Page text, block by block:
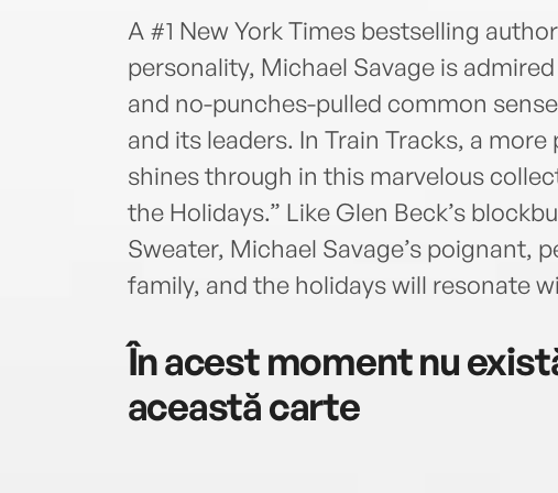
A #1 New York Times bestselling
personality, Michael Savage is
and no-punches-pulled common
and its leaders. In Train Tracks, a
shines through in this marvelous
the Holidays.” Like Glen Beck’s
Sweater, Michael Savage’s poignant,
family, and the holidays will resonate
În acest moment nu
această carte